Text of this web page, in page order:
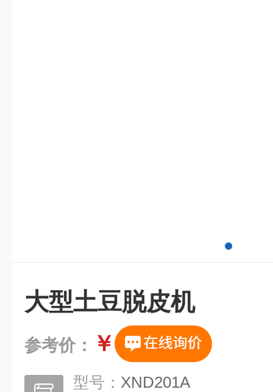
大型土豆脱皮机
参考价： ￥
型号： XND201A